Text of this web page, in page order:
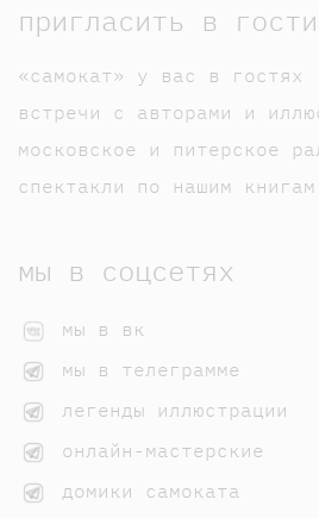
пригласить в гости
«самокат» у вас в гостях
встречи с авторами и
московское и питерское
спектакли по нашим книгам
мы в соцсетях
мы в вк
мы в телеграмме
легенды иллюстрации
онлайн-мастерские
домики самоката